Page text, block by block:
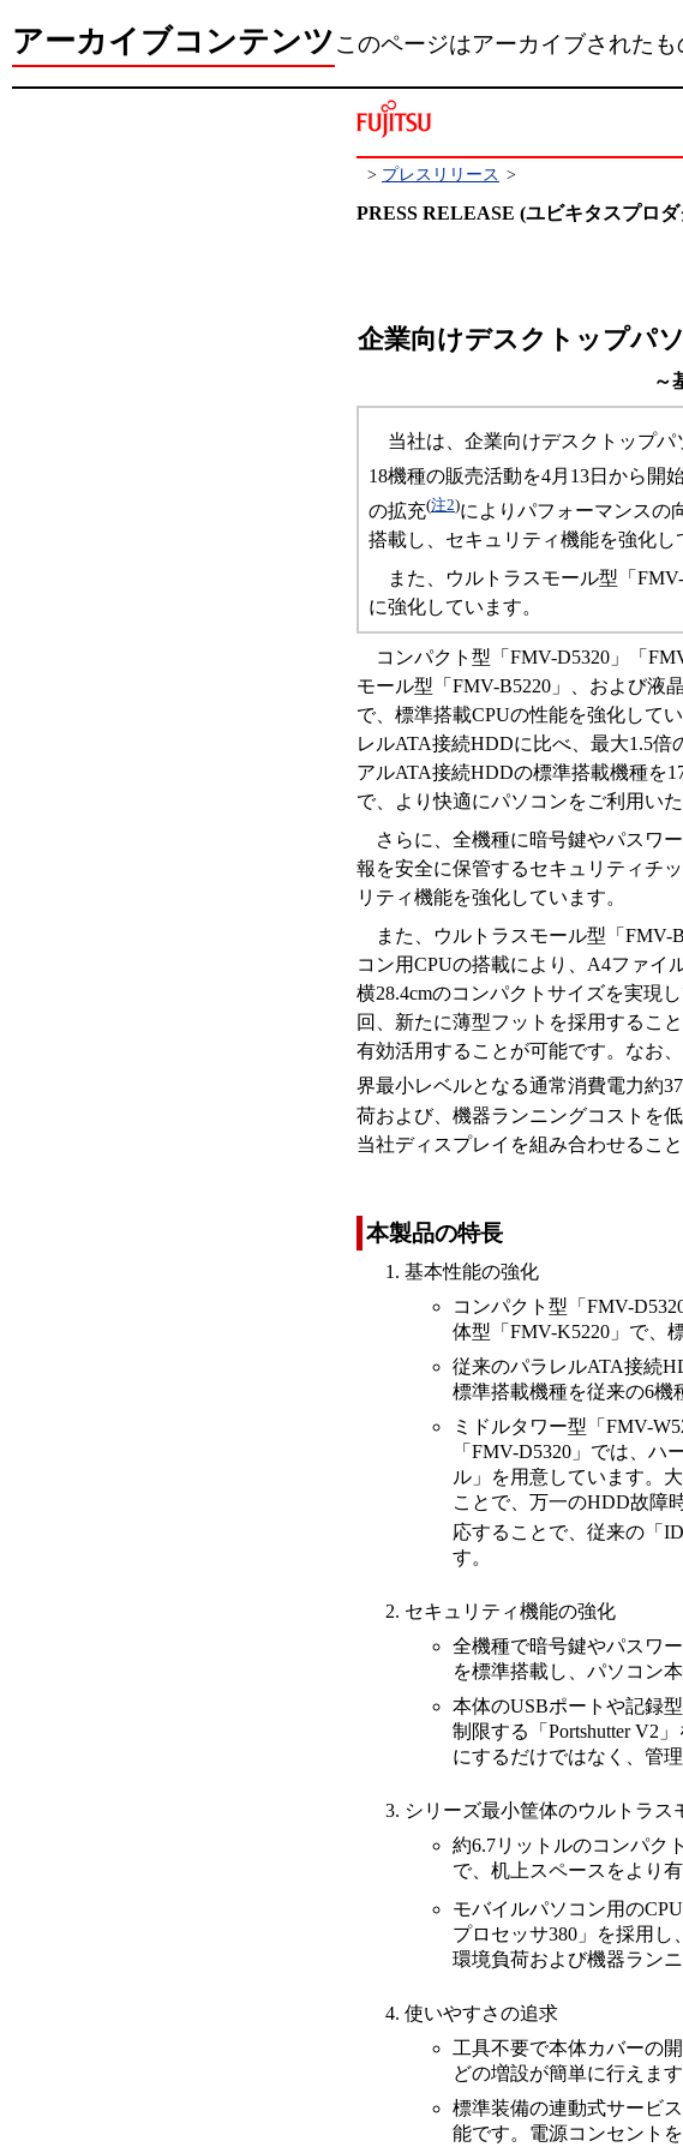
アーカイブコンテンツこのページはアーカイブされた
> プレスリリース >
PRESS RELEASE (ユビキタスプロ
企業向けデスクトップパ
～
当社は、企業向けデスクトップ
18機種の販売活動を4月13日から開
の拡充(注2)によりパフォーマンスの
搭載し、セキュリティ機能を強化し
また、ウルトラスモール型「
に強化しています。
コンパクト型「FMV-D5320」「
モール型「FMV-B5220」、および液
で、標準搭載CPUの性能を強化して
レルATA接続HDDに比べ、最大1.5倍
アルATA接続HDDの標準搭載機種を
で、より快適にパソコンをご利用いた
さらに、全機種に暗号鍵やパスワ
報を安全に保管するセキュリティチ
リティ機能を強化しています。
また、ウルトラスモール型「FMV-
コン用CPUの搭載により、A4ファイ
横28.4cmのコンパクトサイズを実現
回、新たに薄型フットを採用するこ
有効活用することが可能です。なお
界最小レベルとなる通常消費電力約
荷および、機器ランニングコストを
当社ディスプレイを組み合わせるこ
本製品の特長
基本性能の強化
コンパクト型「FMV-
体型「FMV-K5220」で、
従来のパラレルATA接続
標準搭載機種を従来の6機
ミドルタワー型「FMV-
「FMV-D5320」では、
ル」を用意しています。
ことで、万一のHDD故障
応することで、従来の「
す。
セキュリティ機能の強化
全機種で暗号鍵やパスワ
を標準搭載し、パソコン
本体のUSBポートや記録
制限する「Portshutter V2
にするだけではなく、管
シリーズ最小筐体のウルトラス
約6.7リットルのコンパク
で、机上スペースをより
モバイルパソコン用の
プロセッサ380」を採用し
環境負荷および機器ラン
使いやすさの追求
工具不要で本体カバーの
どの増設が簡単に行えます
標準装備の連動式サービ
能です。電源コンセント